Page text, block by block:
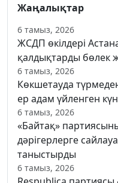
Жаңалықтар
6 тамыз, 2026
ЖСДП өкілдері
қалдықтарды бөлек
6 тамыз, 2026
Көкшетауда
ер адам үйленген
6 тамыз, 2026
«Байтақ»
дәрігерлерге
таныстырды
6 тамыз, 2026